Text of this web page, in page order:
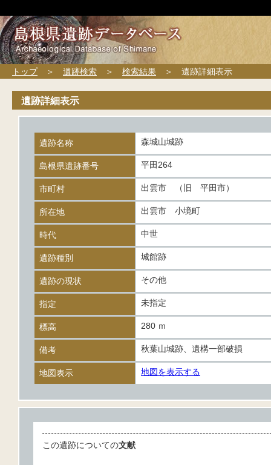
トップ＞ 遺跡検索 ＞ 検索結果 ＞ 遺跡詳細表示
遺跡詳細表示
遺跡名称 森城山城跡
島根県遺跡番号 平田264
市町村 出雲市 （旧 平田市）
所在地 出雲市 小境町
時代 中世
遺跡種別 城館跡
遺跡の現状 その他
指定 未指定
標高 280 ｍ
備考 秋葉山城跡、遺構一部破損
地図表示 地図を表示する
この遺跡についての文献